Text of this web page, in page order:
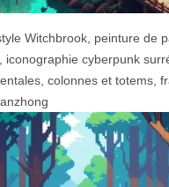
Witchbrook, peinture de
iconographie cyberpunk
colonnes et totems,